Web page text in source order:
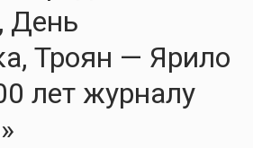
День
Троян — Ярило
лет журналу